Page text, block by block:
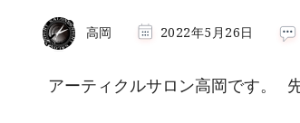
高岡 2022年5月26日
アーティクルサロン高岡です。